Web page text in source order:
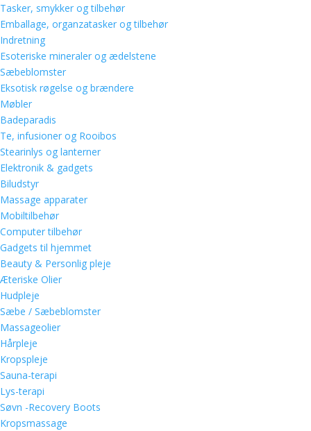
Tasker, smykker og tilbehør
Emballage, organzatasker og tilbehør
Indretning
Esoteriske mineraler og ædelstene
Sæbeblomster
Eksotisk røgelse og brændere
Møbler
Badeparadis
Te, infusioner og Rooibos
Stearinlys og lanterner
Elektronik & gadgets
Biludstyr
Massage apparater
Mobiltilbehør
Computer tilbehør
Gadgets til hjemmet
Beauty & Personlig pleje
Æteriske Olier
Hudpleje
Sæbe / Sæbeblomster
Massageolier
Hårpleje
Kropspleje
Sauna-terapi
Lys-terapi
Søvn -Recovery Boots
Kropsmassage